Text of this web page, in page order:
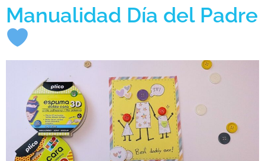
Manualidad Día del Padre